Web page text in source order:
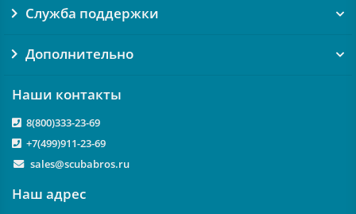
Служба поддержки
Дополнительно
Наши контакты
8(800)333-23-69
+7(499)911-23-69
sales@scubabros.ru
Наш адрес